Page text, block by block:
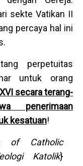
sekte Vatikan II
percaya hal ini
perpetuitas
untuk orang
secara terang-
penerimaan
kesatuan!
of Catholic
Katolik}